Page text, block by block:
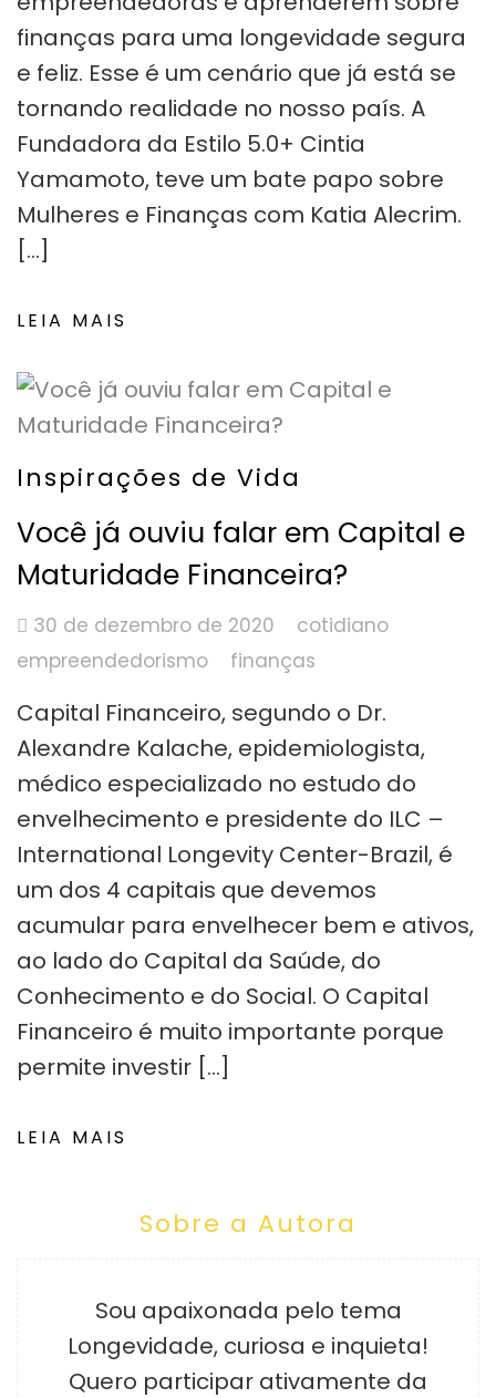
finanças para uma longevidade segura
e feliz. Esse é um cenário que já está se
tornando realidade no nosso país. A
Fundadora da Estilo 5.0+ Cintia
Yamamoto, teve um bate papo sobre
Mulheres e Finanças com Katia Alecrim.
[…]
LEIA MAIS
Inspirações de Vida
Você já ouviu falar em Capital e
Maturidade Financeira?
30 de dezembro de 2020
cotidiano
empreendedorismo
finanças
Capital Financeiro, segundo o Dr.
Alexandre Kalache, epidemiologista,
médico especializado no estudo do
envelhecimento e presidente do ILC –
International Longevity Center-Brazil, é
um dos 4 capitais que devemos
acumular para envelhecer bem e ativos,
ao lado do Capital da Saúde, do
Conhecimento e do Social. O Capital
Financeiro é muito importante porque
permite investir […]
LEIA MAIS
Sobre a Autora
Sou apaixonada pelo tema
Longevidade, curiosa e inquieta!
Quero participar ativamente da